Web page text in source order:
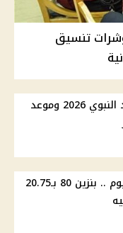
مؤشرات تنسيق
موقف ترحيل إجازة المولد النبوي 2026 وموعد
أسعار الوقود في مصر اليوم .. بنزين 80 بـ20.75